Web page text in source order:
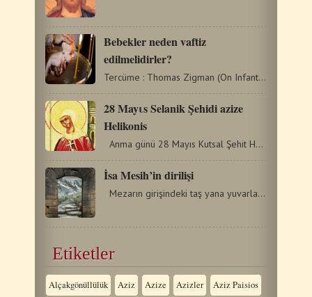
Bebekler neden vaftiz
edilmelidirler?
Tercüme : Thomas Zigman (On Infant Baptism-From English) Bebekleri…
28 Mayιs Selanik Şehidi azize
Helikonis
Anma günü 28 Mayıs Kutsal Şehit Helikonis 3. yüzyılda…
İsa Mesih’in dirilişi
Mezarın girişindeki taş yana yuvarlanmadı, (mezarın…
Etiketler
Alçakgönüllülük Aziz Azize Azizler Aziz Paisios